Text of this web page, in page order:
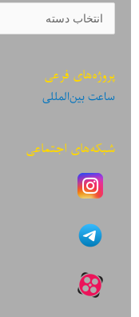
دسته‌بندی
نوشته‌ها
پروژه‌های فرعی
ساعت بین‌المللی
شبکه‌های اجتماعی